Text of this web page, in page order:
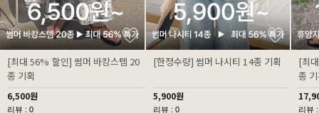
[최대 56% 할인] 썸머 바캉스템 20
종 기획
6,500원
리뷰 : 0
[한정수량] 썸머 나시티 14종 기획
5,900원
리뷰 : 0
[최
종
리뷰